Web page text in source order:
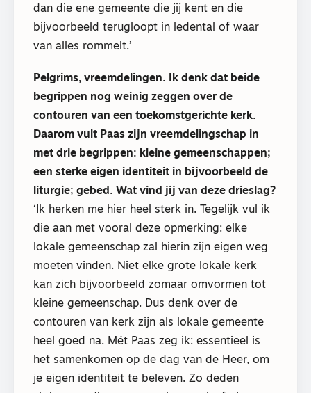
dan die ene gemeente die jij kent en die
bijvoorbeeld terugloopt in ledental of waar
van alles rommelt.’
Pelgrims, vreemdelingen. Ik denk dat beide
begrippen nog weinig zeggen over de
contouren van een toekomstgerichte kerk.
Daarom vult Paas zijn vreemdelingschap in
met drie begrippen: kleine gemeenschappen;
een sterke eigen identiteit in bijvoorbeeld de
liturgie; gebed. Wat vind jij van deze drieslag?
‘Ik herken me hier heel sterk in. Tegelijk vul ik
die aan met vooral deze opmerking: elke
lokale gemeenschap zal hierin zijn eigen weg
moeten vinden. Niet elke grote lokale kerk
kan zich bijvoorbeeld zomaar omvormen tot
kleine gemeenschap. Dus denk over de
contouren van kerk zijn als lokale gemeente
heel goed na. Mét Paas zeg ik: essentieel is
het samenkomen op de dag van de Heer, om
je eigen identiteit te beleven. Zo deden